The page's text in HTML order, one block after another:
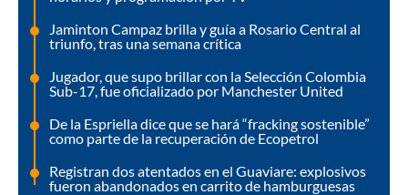
Jaminton Campaz brilla y guía a Rosario Central al
triunfo, tras una semana crítica
Jugador, que supo brillar con la Selección Colombia
Sub-17, fue oficializado por Manchester United
De la Espriella dice que se hará “fracking sostenible”
como parte de la recuperación de Ecopetrol
Registran dos atentados en el Guaviare: explosivos
fueron abandonados en carrito de hamburguesas